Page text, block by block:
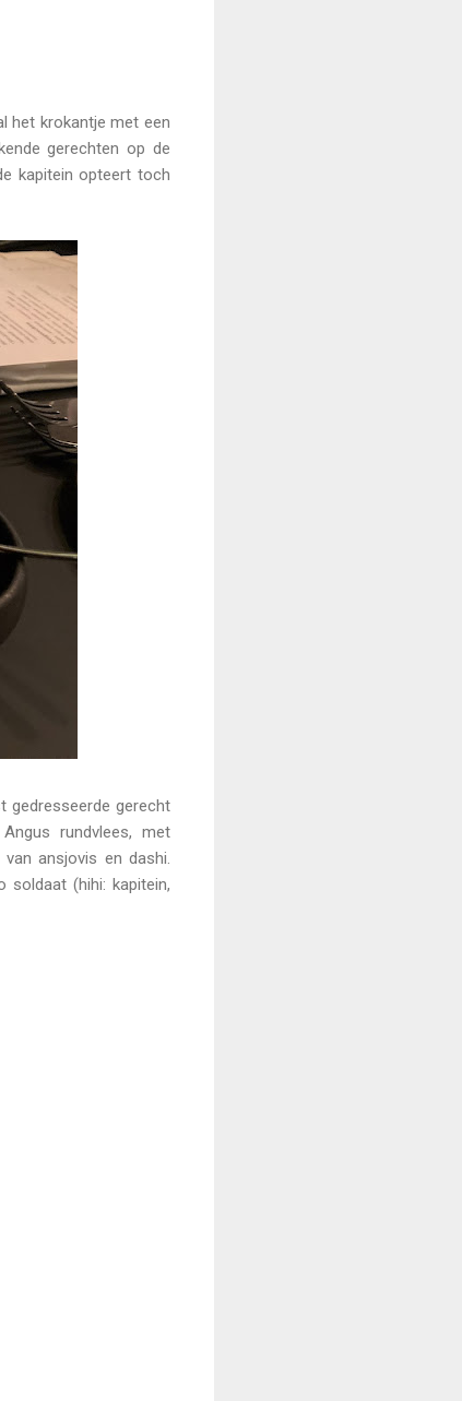
het krokantje met een
gerechten op de
kapitein opteert toch
gedresseerde gerecht
rundvlees, met
ansjovis en dashi.
soldaat (hihi: kapitein,